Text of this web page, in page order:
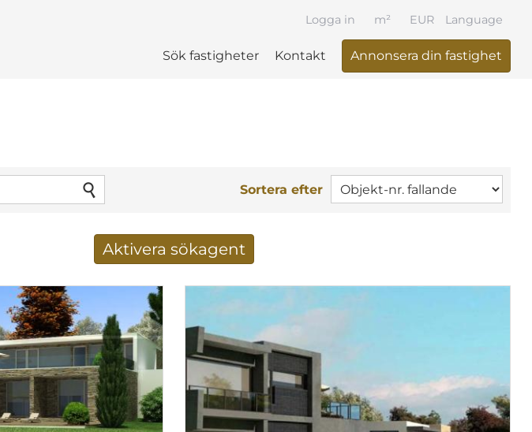
Language
Sök fastigheter Kontakt Annonsera din fastighet
Logga in EUR
m²
Sortera efter
Aktivera sökagent